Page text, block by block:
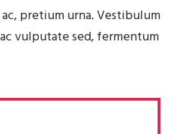
pretium urna. Vestibulum
vulputate sed, fermentum